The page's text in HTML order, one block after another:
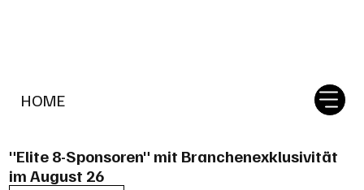
HOME
"Elite 8-Sponsoren" mit Branchenexklusivität
im August 26